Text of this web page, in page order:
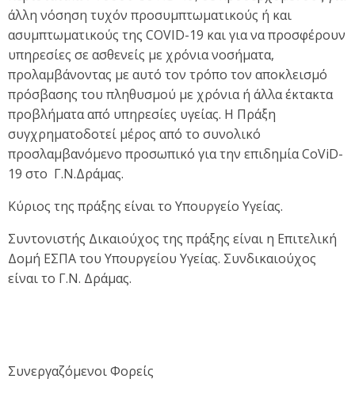
άλλη νόσηση τυχόν προσυμπτωματικούς ή και
ασυμπτωματικούς της COVID-19 και για να προσφέρουν
υπηρεσίες σε ασθενείς με χρόνια νοσήματα,
προλαμβάνοντας με αυτό τον τρόπο τον αποκλεισμό
πρόσβασης του πληθυσμού με χρόνια ή άλλα έκτακτα
προβλήματα από υπηρεσίες υγείας. Η Πράξη
συγχρηματοδοτεί μέρος από το συνολικό
προσλαμβανόμενο προσωπικό για την επιδημία CoViD-
19 στο Γ.Ν.Δράμας.
Κύριος της πράξης είναι το Υπουργείο Υγείας.
Συντονιστής Δικαιούχος της πράξης είναι η Επιτελική
Δομή ΕΣΠΑ του Υπουργείου Υγείας. Συνδικαιούχος
είναι το Γ.Ν. Δράμας.
Συνεργαζόμενοι Φορείς